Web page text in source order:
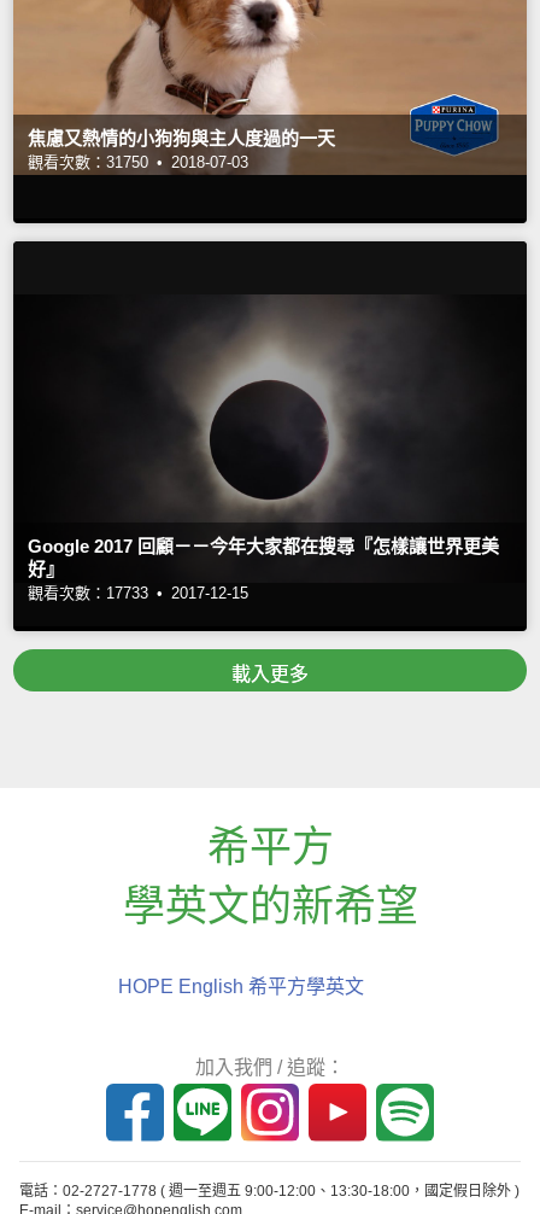
焦慮又熱情的小狗狗與主人度過的一天
觀看次數：31750 • 2018-07-03
Google 2017 回顧－－今年大家都在搜尋『怎樣讓世界更美
好』
觀看次數：17733 • 2017-12-15
載入更多
希平方
學英文的新希望
HOPE English 希平方學英文
加入我們 / 追蹤：
電話：02-2727-1778 ( 週一至週五 9:00-12:00、13:30-18:00，國定假日除外 )
E-mail：service@hopenglish.com